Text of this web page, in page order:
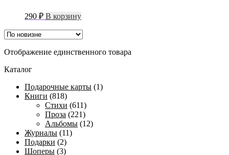
290 ₽ В корзину
Отображение единственного товара
Каталог
Подарочные карты (1)
Книги (818)
Стихи (611)
Проза (221)
Альбомы (12)
Журналы (11)
Подарки (2)
Шоперы (3)